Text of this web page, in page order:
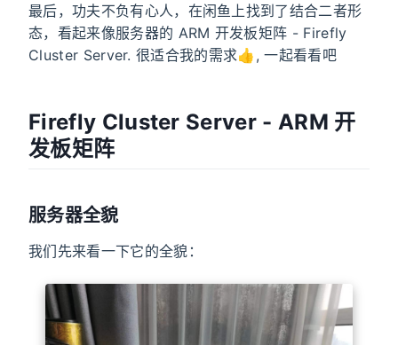
最后，功夫不负有心人，在闲鱼上找到了结合二者形
态，看起来像服务器的 ARM 开发板矩阵 - Firefly
Cluster Server. 很适合我的需求👍️, 一起看看吧
Firefly Cluster Server - ARM 开
发板矩阵
服务器全貌
我们先来看一下它的全貌：